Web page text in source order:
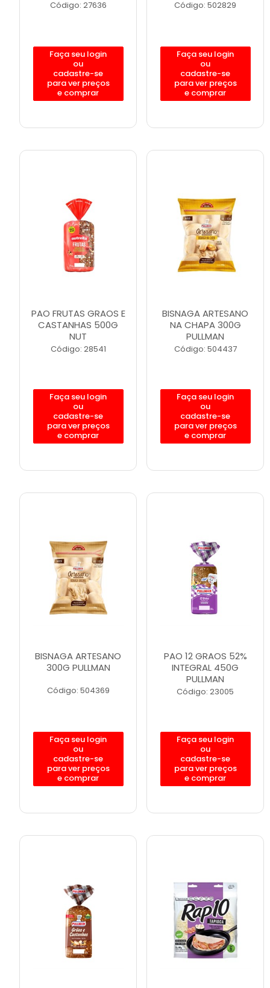
Código: 27636
Faça seu login
ou
cadastre-se
para ver preços
e comprar
Código: 502829
Faça seu login
ou
cadastre-se
para ver preços
e comprar
PAO FRUTAS GRAOS E
CASTANHAS 500G
NUT
Código: 28541
Faça seu login
ou
cadastre-se
para ver preços
e comprar
BISNAGA ARTESANO
NA CHAPA 300G
PULLMAN
Código: 504437
Faça seu login
ou
cadastre-se
para ver preços
e comprar
BISNAGA ARTESANO
300G PULLMAN
Código: 504369
Faça seu login
ou
cadastre-se
para ver preços
e comprar
PAO 12 GRAOS 52%
INTEGRAL 450G
PULLMAN
Código: 23005
Faça seu login
ou
cadastre-se
para ver preços
e comprar